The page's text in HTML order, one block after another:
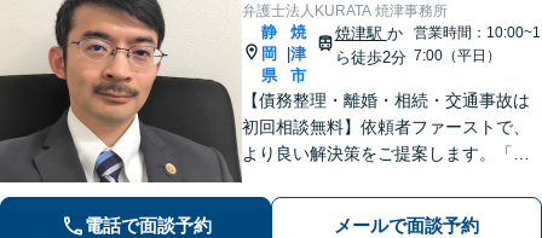
弁護士法人KURATA 焼津事務所
静
岡
県
焼
津
市
焼津駅 か
ら徒歩2分
営業時間：10:00~1
7:00（平日）
【債務整理・離婚・相続・交通事故は
初回相談無料】依頼者ファーストで、
より良い解決策をご提案します。「お
るよう、丁寧に説明して対応します
【焼津駅2分】【法テラス利用可能】
電話で面談予約 メールで面談予約